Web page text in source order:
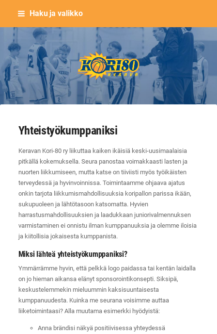
Siirry
sisältöön
Haku ja valikko
Keravan Kori-80 ry
Yhteistyökumppaniksi
Keravan Kori-80 ry liikuttaa kaiken ikäisiä keski-uusimaalaisia
pitkällä kokemuksella. Seura panostaa voimakkaasti lasten ja
nuorten liikkumiseen, mutta katse on tiiviisti myös työikäisten
terveydessä ja hyvinvoinnissa. Toimintaamme ohjaava ajatus
onkin tarjota liikkumismahdollisuuksia koripallon parissa ikään,
sukupuoleen ja lähtötasoon katsomatta. Hyvien
harrastusmahdollisuuksien ja laadukkaan juniorivalmennuksen
varmistaminen ei onnistu ilman kumppanuuksia ja olemme iloisia
ja kiitollisia jokaisesta kumppanista.
Miksi lähteä yhteistyökumppaniksi?
Ymmärrämme hyvin, että pelkkä logo paidassa tai kentän laidalla
on jo hieman aikansa elänyt sponsorointikonsepti. Siksipä,
keskustelemmekin mieluummin kaksisuuntaisesta
kumppanuudesta. Kuinka me seurana voisimme auttaa
liiketoimintaasi? Alla muutama esimerkki hyödyistä:
Anna brändisi näkyä positiivisessa yhteydessä